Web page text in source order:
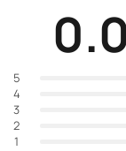
0.0
5
4
3
2
1